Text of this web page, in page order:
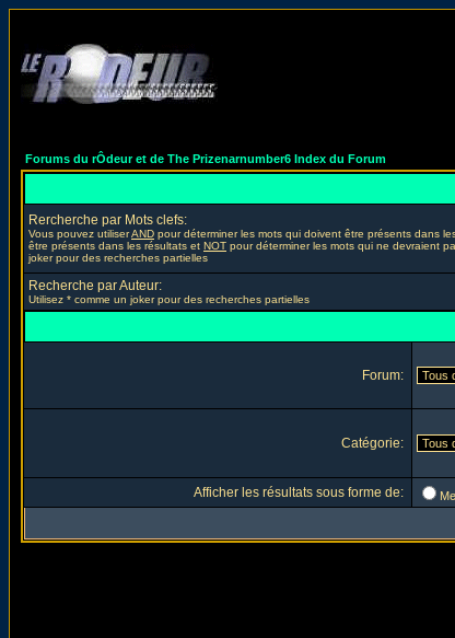
Forums du rÔdeur et de The Prizenarnumber6 Index du Forum
Rercherche par Mots clefs:
Vous pouvez utiliserAND pour déterminer les mots qui doivent être présents dans
être présents dans les résultats et NOT pour déterminer les mots qui ne devraient
joker pour des recherches partielles
Recherche par Auteur:
Utilisez * comme un joker pour des recherches partielles
Forum:
Catégorie:
Afficher les résultats sous forme de: